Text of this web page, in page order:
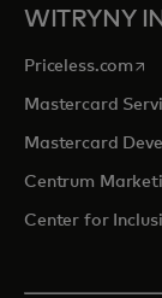
WITRYNY
Priceless.com
Mastercard
Mastercard
Centrum
Center for